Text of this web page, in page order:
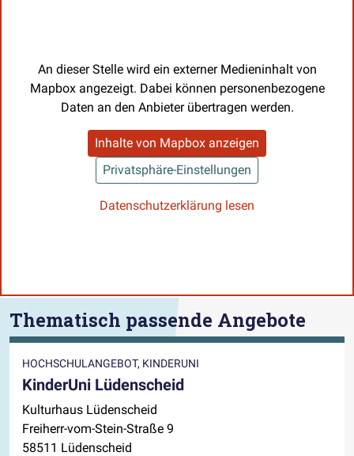
An dieser Stelle wird ein externer Medieninhalt von
Mapbox angezeigt. Dabei können personenbezogene
Daten an den Anbieter übertragen werden.
Inhalte von Mapbox anzeigen
Privatsphäre-Einstellungen
Datenschutzerklärung lesen
Thematisch passende Angebote
HOCHSCHULANGEBOT, KINDERUNI
KinderUni Lüdenscheid
Kulturhaus Lüdenscheid
Freiherr-vom-Stein-Straße 9
58511 Lüdenscheid